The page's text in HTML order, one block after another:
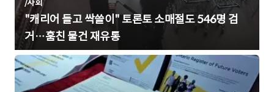
/사회
"캐리어 들고 싹쓸이" 토론토 소매절도 546명 검
거…훔친 물건 재유통